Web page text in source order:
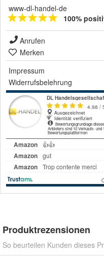
www-dl-handel-de
100%
Anrufen
Merken
Impressum
Widerrufsbelehrung
Produktrezensionen
So beurteilen Kunden dieses